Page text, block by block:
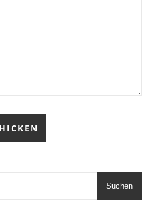
Suchen